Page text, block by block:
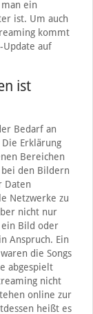
ein
ist. Um auch
kommt
Update auf
ist
Bedarf an
Erklärung
Bereichen
den Bildern
Daten
Netzwerke zu
nicht nur
ein Bild oder
Anspruch. Ein
die Songs
abgespielt
nicht
online zur
heißt es